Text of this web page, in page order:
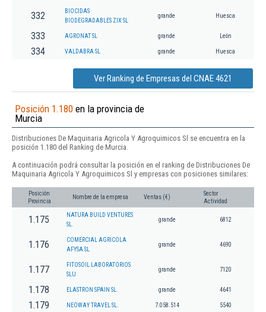
332
BIOCIDAS
BIODEGRADABLES ZIX SL
grande Huesca
333 AGRONAT SL grande León
334 VALDABRA SL grande Huesca
Ver Ranking de Empresas del CNAE 4621
Posición 1.180 en la provincia de
Murcia
Distribuciones De Maquinaria Agricola Y Agroquimicos Sl se encuentra en la
posición 1.180 del Ranking de Murcia.
A continuación podrá consultar la posición en el ranking de Distribuciones De
Maquinaria Agricola Y Agroquimicos Sl y empresas con posiciones similares:
Posición
Provincia
Nombre de la empresa Ventas (€)
Sector
Actividad
1.175
NATURA BUILD VENTURES
SL.
grande 6812
1.176
COMERCIAL AGRICOLA
AFYSA SL
grande 4690
1.177
FITOSOIL LABORATORIOS
SLU
grande 7120
1.178 ELASTRON SPAIN SL. grande 4641
1.179 NEOWAY TRAVEL SL. 7.058.514 5540